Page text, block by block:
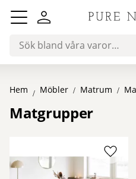
Meny
Hem Möbler Matrum
Matgrupper
Lägg